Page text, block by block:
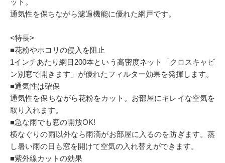
Q＆A
ット。
通気性を保ちながら濾過機能に優れた網戸です。
<特長>
■花粉やホコリの侵入を阻止
1インチあたり網目200本という高密度ネット「クロスキャビ
ン別窓で開きます」が優れたフィルター効果を発揮します。
■通気性は確保
通気性を保ちながら花粉をカット。お部屋にキレイな空気を
取り入れます。
■急な雨でも窓の開放OK!
横なぐりの雨以外なら雨滴がお部屋に入るのを防ぎます。蒸
し暑い雨の日も窓を開けて空気の入れ替えができます。
■紫外線カットの効果